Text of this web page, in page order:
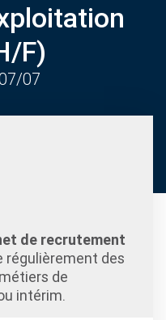
F)
07
de recrutement
régulièrement des
de
intérim.